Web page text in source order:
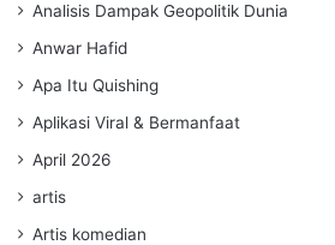
Analisis Dampak Geopolitik Dunia
Anwar Hafid
Apa Itu Quishing
Aplikasi Viral & Bermanfaat
April 2026
artis
Artis komedian